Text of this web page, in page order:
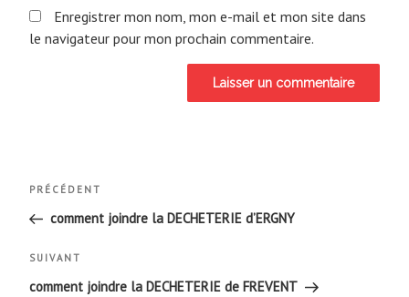
Enregistrer mon nom, mon e-mail et mon site dans
le navigateur pour mon prochain commentaire.
Navigation
de
l’article
Article
précédent
PRÉCÉDENT
comment joindre la DECHETERIE d’ERGNY
Article
suivant
SUIVANT
comment joindre la DECHETERIE de FREVENT